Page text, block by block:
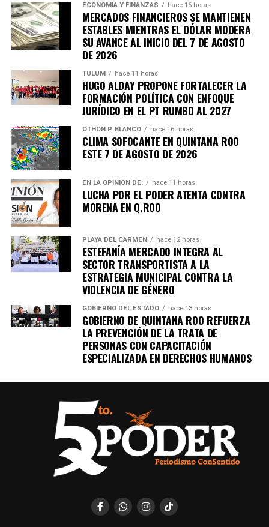
Recibe las noticias al instante
Quinto Poder y recibe las noticias más
importantes de Quintana Roo directamente
en tu teléfono.
ECONOMÍA Y FINANZAS hace 16 horas
MERCADOS FINANCIEROS SE MANTIENEN
ESTABLES MIENTRAS EL DÓLAR MODERA
SU AVANCE AL INICIO DEL 7 DE AGOSTO
DE 2026
TULUM hace 11 horas
HUGO ALDAY PROPONE FORTALECER LA
FORMACIÓN POLÍTICA CON ENFOQUE
JURÍDICO EN EL PT RUMBO AL 2027
OTHON P. BLANCO hace 16 horas
CLIMA SOFOCANTE EN QUINTANA ROO
ESTE 7 DE AGOSTO DE 2026
EN LA OPINIÓN DE: hace 11 horas
LUCHA POR EL PODER ATENTA CONTRA
MORENA EN Q.ROO
PLAYA DEL CARMEN hace 12 horas
ESTEFANÍA MERCADO INTEGRA AL
SECTOR TRANSPORTISTA A LA
ESTRATEGIA MUNICIPAL CONTRA LA
VIOLENCIA DE GÉNERO
GOBIERNO DEL ESTADO hace 13 horas
GOBIERNO DE QUINTANA ROO REFUERZA
LA PREVENCIÓN DE LA TRATA DE
PERSONAS CON CAPACITACIÓN
ESPECIALIZADA EN DERECHOS HUMANOS